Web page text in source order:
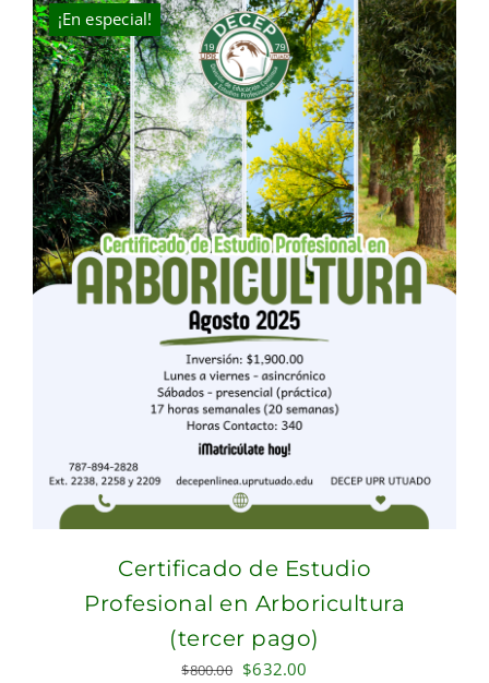
¡En especial!
Certificado de Estudio
Profesional en Arboricultura
(tercer pago)
$800.00 Original
$632.00